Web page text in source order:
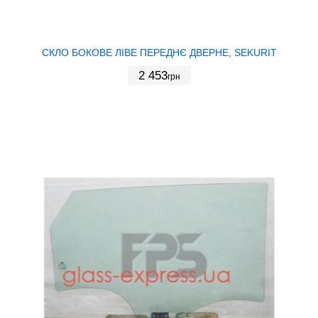
СКЛО БОКОВЕ ЛІВЕ ПЕРЕДНЄ ДВЕРНЕ, SEKURIT
2 453грн